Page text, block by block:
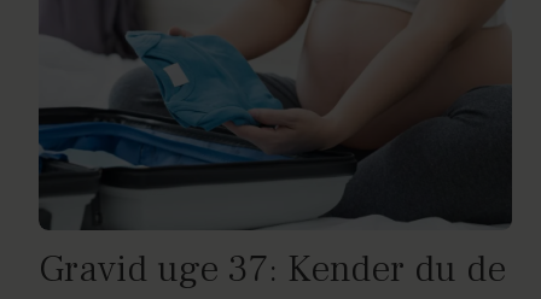
Gravid uge 37: Kender du de